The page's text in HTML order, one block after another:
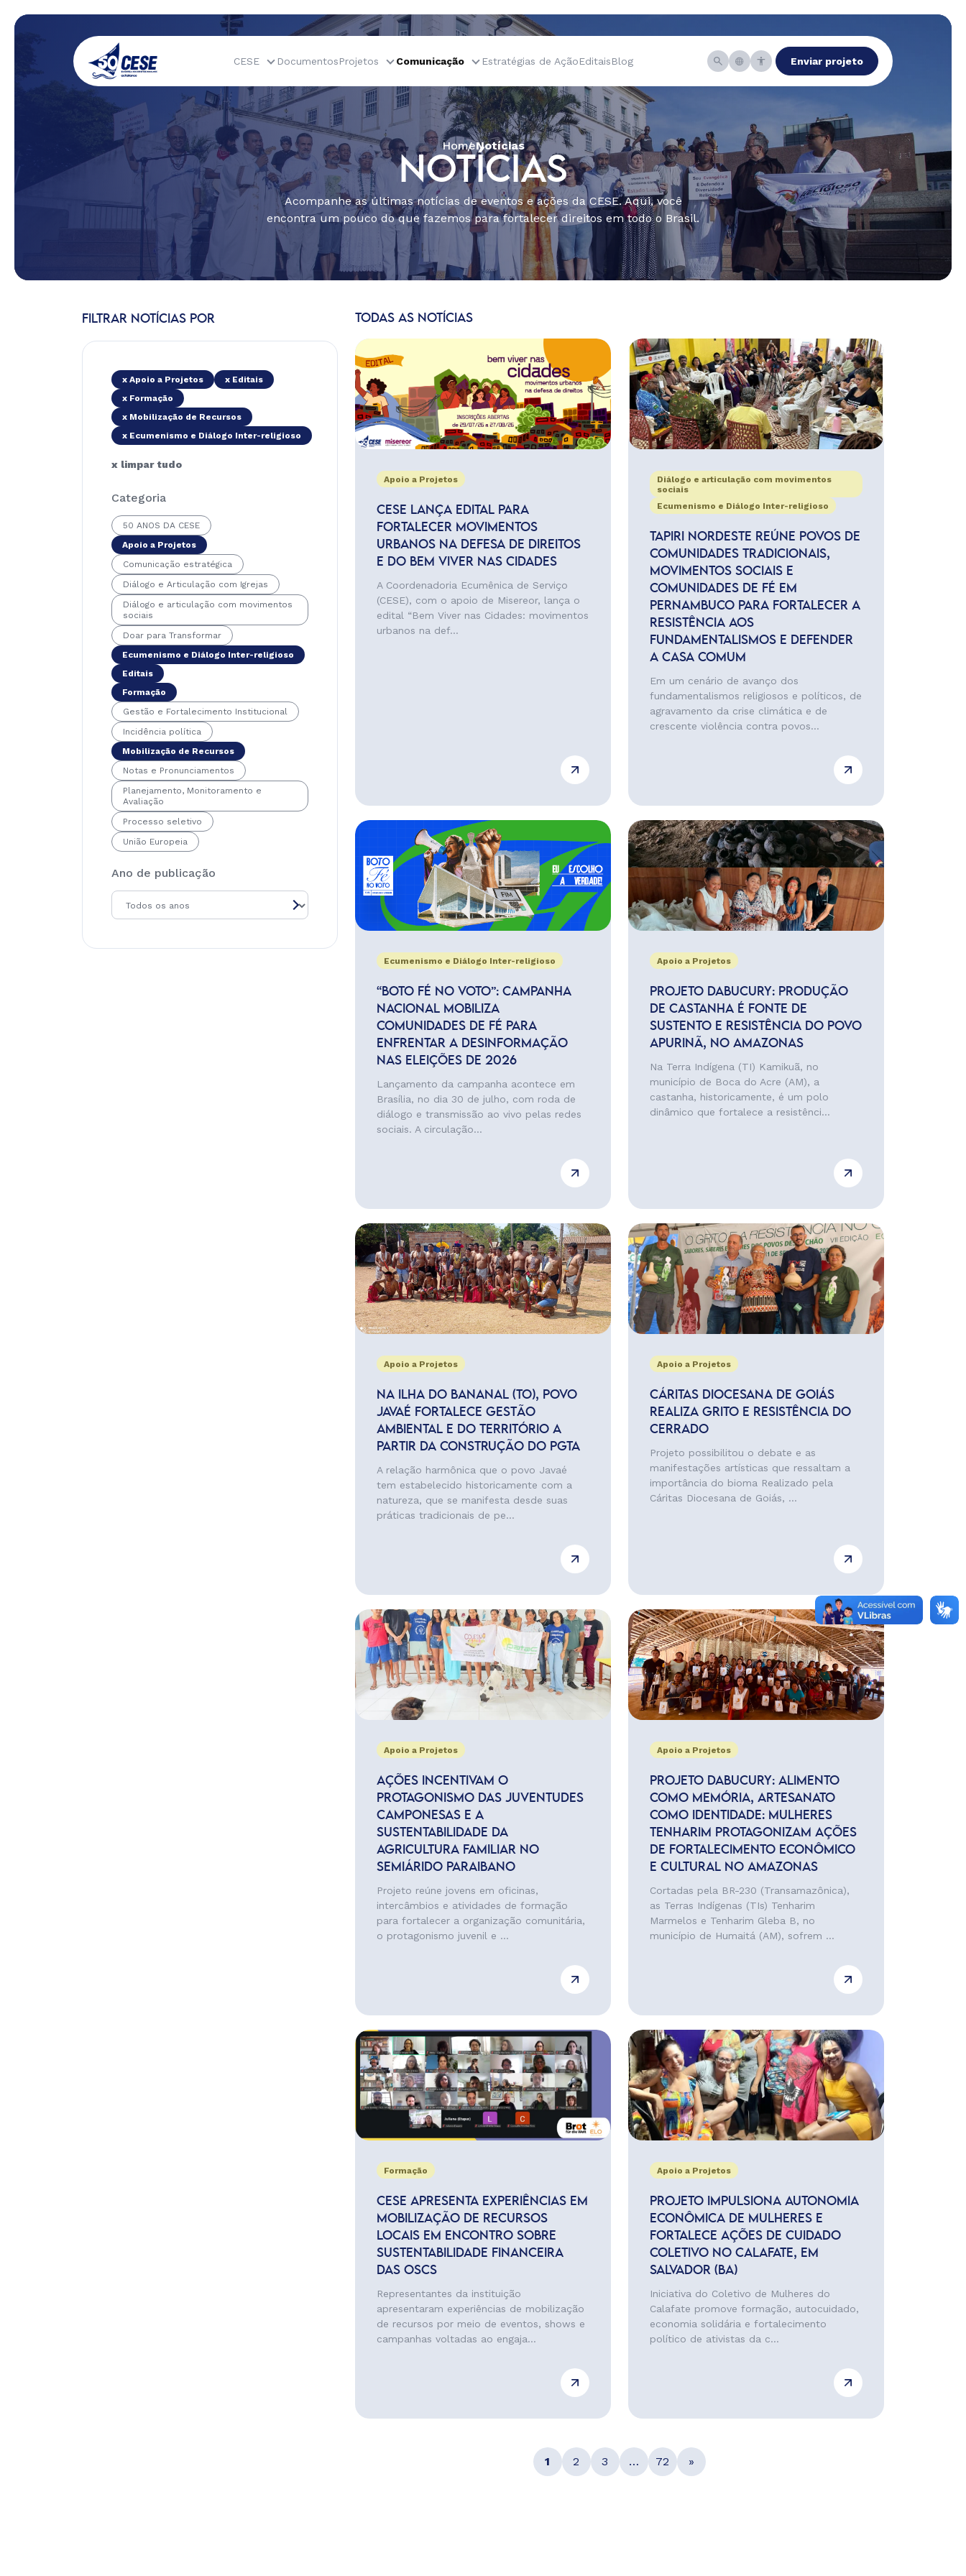
CESE DocumentosProjetos Comunicação Estratégias de AçãoEditaisBlog Enviar projeto
HomeNotícias
NOTÍCIAS
Acompanhe as últimas notícias de eventos e ações da CESE. Aqui, você
encontra um pouco do que fazemos para fortalecer direitos em todo o Brasil.
FILTRAR NOTÍCIAS POR
x Apoio a Projetos
x Editais
x Formação
x Mobilização de Recursos
x Ecumenismo e Diálogo Inter-religioso
x limpar tudo
Categoria
50 ANOS DA CESE
Apoio a Projetos
Comunicação estratégica
Diálogo e Articulação com Igrejas
Diálogo e articulação com movimentos
sociais
Doar para Transformar
Ecumenismo e Diálogo Inter-religioso
Editais
Formação
Gestão e Fortalecimento Institucional
Incidência política
Mobilização de Recursos
Notas e Pronunciamentos
Planejamento, Monitoramento e
Avaliação
Processo seletivo
União Europeia
Ano de publicação
TODAS AS NOTÍCIAS
Apoio a Projetos
CESE LANÇA EDITAL PARA
FORTALECER MOVIMENTOS
URBANOS NA DEFESA DE DIREITOS
E DO BEM VIVER NAS CIDADES
A Coordenadoria Ecumênica de Serviço
(CESE), com o apoio de Misereor, lança o
edital “Bem Viver nas Cidades: movimentos
urbanos na def...
Diálogo e articulação com movimentos
sociais
Ecumenismo e Diálogo Inter-religioso
TAPIRI NORDESTE REÚNE POVOS DE
COMUNIDADES TRADICIONAIS,
MOVIMENTOS SOCIAIS E
COMUNIDADES DE FÉ EM
PERNAMBUCO PARA FORTALECER A
RESISTÊNCIA AOS
FUNDAMENTALISMOS E DEFENDER
A CASA COMUM
Em um cenário de avanço dos
fundamentalismos religiosos e políticos, de
agravamento da crise climática e de
crescente violência contra povos...
Ecumenismo e Diálogo Inter-religioso
“BOTO FÉ NO VOTO”: CAMPANHA
NACIONAL MOBILIZA
COMUNIDADES DE FÉ PARA
ENFRENTAR A DESINFORMAÇÃO
NAS ELEIÇÕES DE 2026
Lançamento da campanha acontece em
Brasília, no dia 30 de julho, com roda de
diálogo e transmissão ao vivo pelas redes
sociais. A circulação...
Apoio a Projetos
PROJETO DABUCURY: PRODUÇÃO
DE CASTANHA É FONTE DE
SUSTENTO E RESISTÊNCIA DO POVO
APURINÃ, NO AMAZONAS
Na Terra Indígena (TI) Kamikuã, no
município de Boca do Acre (AM), a
castanha, historicamente, é um polo
dinâmico que fortalece a resistênci...
Apoio a Projetos
NA ILHA DO BANANAL (TO), POVO
JAVAÉ FORTALECE GESTÃO
AMBIENTAL E DO TERRITÓRIO A
PARTIR DA CONSTRUÇÃO DO PGTA
A relação harmônica que o povo Javaé
tem estabelecido historicamente com a
natureza, que se manifesta desde suas
práticas tradicionais de pe...
Apoio a Projetos
CÁRITAS DIOCESANA DE GOIÁS
REALIZA GRITO E RESISTÊNCIA DO
CERRADO
Projeto possibilitou o debate e as
manifestações artísticas que ressaltam a
importância do bioma Realizado pela
Cáritas Diocesana de Goiás, ...
Apoio a Projetos
AÇÕES INCENTIVAM O
PROTAGONISMO DAS JUVENTUDES
CAMPONESAS E A
SUSTENTABILIDADE DA
AGRICULTURA FAMILIAR NO
SEMIÁRIDO PARAIBANO
Projeto reúne jovens em oficinas,
intercâmbios e atividades de formação
para fortalecer a organização comunitária,
o protagonismo juvenil e ...
Apoio a Projetos
PROJETO DABUCURY: ALIMENTO
COMO MEMÓRIA, ARTESANATO
COMO IDENTIDADE: MULHERES
TENHARIM PROTAGONIZAM AÇÕES
DE FORTALECIMENTO ECONÔMICO
E CULTURAL NO AMAZONAS
Cortadas pela BR-230 (Transamazônica),
as Terras Indígenas (TIs) Tenharim
Marmelos e Tenharim Gleba B, no
município de Humaitá (AM), sofrem ...
Formação
CESE APRESENTA EXPERIÊNCIAS EM
MOBILIZAÇÃO DE RECURSOS
LOCAIS EM ENCONTRO SOBRE
SUSTENTABILIDADE FINANCEIRA
DAS OSCS
Representantes da instituição
apresentaram experiências de mobilização
de recursos por meio de eventos, shows e
campanhas voltadas ao engaja...
Apoio a Projetos
PROJETO IMPULSIONA AUTONOMIA
ECONÔMICA DE MULHERES E
FORTALECE AÇÕES DE CUIDADO
COLETIVO NO CALAFATE, EM
SALVADOR (BA)
Iniciativa do Coletivo de Mulheres do
Calafate promove formação, autocuidado,
economia solidária e fortalecimento
político de ativistas da c...
1 2 3 … 72 »